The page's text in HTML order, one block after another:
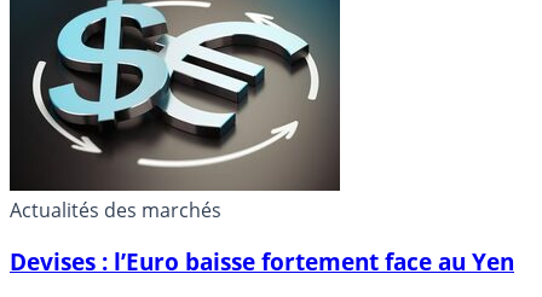
Actualités des marchés
Devises : l’Euro baisse fortement face au Yen